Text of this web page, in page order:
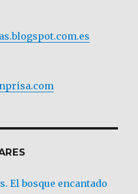
El bosque encantado